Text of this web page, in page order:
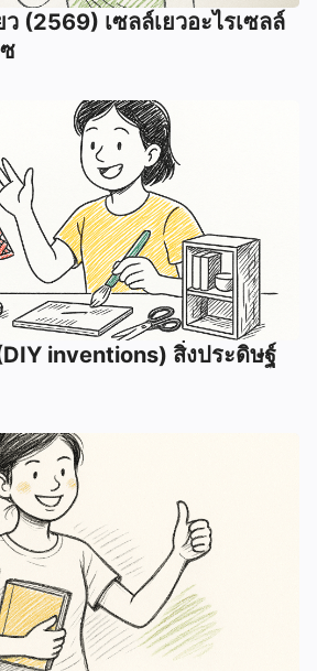
(2569) เซลล์เยวอะไรเซลล์
inventions) สิ่งประดิษฐ์